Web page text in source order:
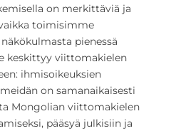
on merkittäviä ja
toimisimme
pienessä
keskittyy viittomakielen
ihmisoikeuksien
on samanaikaisesti
Mongolian viittomakielen
pääsyä julkisiin ja